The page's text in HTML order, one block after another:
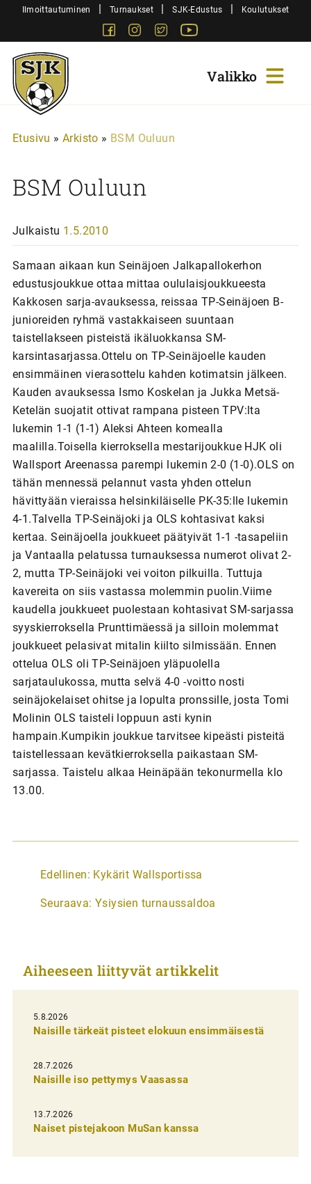
SiirryIlmoittautuminen | Turnaukset | SJK-Edustus | Koulutukset
FacebookInstagram
Twitter
Sjk-
Juniorit
Etusivu » Arkisto » BSM Ouluun
BSM Ouluun
Julkaistu 1.5.2010
Samaan aikaan kun Seinäjoen Jalkapallokerhon
edustusjoukkue ottaa mittaa oululaisjoukkueesta
Kakkosen sarja-avauksessa, reissaa TP-Seinäjoen B-
junioreiden ryhmä vastakkaiseen suuntaan
taistellakseen pisteistä ikäluokkansa SM-
karsintasarjassa.Ottelu on TP-Seinäjoelle kauden
ensimmäinen vierasottelu kahden kotimatsin jälkeen.
Kauden avauksessa Ismo Koskelan ja Jukka Metsä-
Ketelän suojatit ottivat rampana pisteen TPV:lta
lukemin 1-1 (1-1) Aleksi Ahteen komealla
maalilla.Toisella kierroksella mestarijoukkue HJK oli
Wallsport Areenassa parempi lukemin 2-0 (1-0).OLS on
tähän mennessä pelannut vasta yhden ottelun
hävittyään vieraissa helsinkiläiselle PK-35:lle lukemin
4-1.Talvella TP-Seinäjoki ja OLS kohtasivat kaksi
kertaa. Seinäjoella joukkueet päätyivät 1-1 -tasapeliin
ja Vantaalla pelatussa turnauksessa numerot olivat 2-
2, mutta TP-Seinäjoki vei voiton pilkuilla. Tuttuja
kavereita on siis vastassa molemmin puolin.Viime
kaudella joukkueet puolestaan kohtasivat SM-sarjassa
syyskierroksella Prunttimäessä ja silloin molemmat
joukkueet pelasivat mitalin kiilto silmissään. Ennen
ottelua OLS oli TP-Seinäjoen yläpuolella
sarjataulukossa, mutta selvä 4-0 -voitto nosti
seinäjokelaiset ohitse ja lopulta pronssille, josta Tomi
Molinin OLS taisteli loppuun asti kynin
hampain.Kumpikin joukkue tarvitsee kipeästi pisteitä
taistellessaan kevätkierroksella paikastaan SM-
sarjassa. Taistelu alkaa Heinäpään tekonurmella klo
13.00.
A
t
k
e
l
i
e
n
e
Edellinen: Kykärit Wallsportissa
Seuraava: Ysiysien turnaussaldoa
Aiheeseen liittyvät artikkelit
5.8.2026
Naisille tärkeät pisteet elokuun ensimmäisestä
28.7.2026
Naisille iso pettymys Vaasassa
13.7.2026
Naiset pistejakoon MuSan kanssa